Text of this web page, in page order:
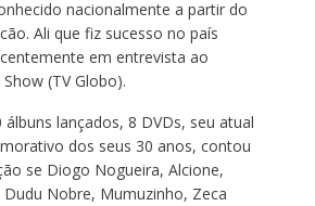
nacionalmente a partir do
Ali que fiz sucesso no país
em entrevista ao
(TV Globo).
lançados, 8 DVDs, seu atual
dos seus 30 anos, contou
se Diogo Nogueira, Alcione,
Dudu Nobre, Mumuzinho, Zeca